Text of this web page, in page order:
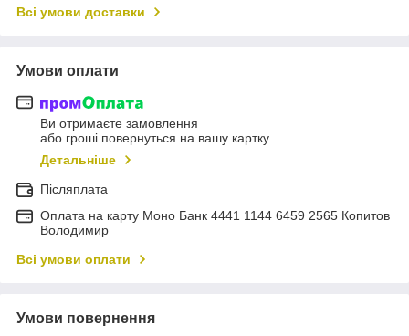
Всі умови доставки
Умови оплати
Ви отримаєте замовлення
або гроші повернуться на вашу картку
Детальніше
Післяплата
Оплата на карту Моно Банк 4441 1144 6459 2565 Копитов
Володимир
Всі умови оплати
Умови повернення